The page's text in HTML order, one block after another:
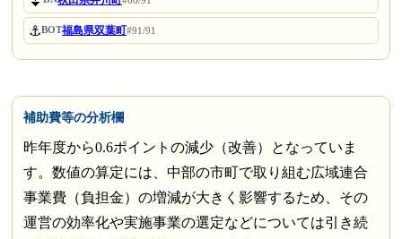
⚓BOT福島県双葉町#91/91
補助費等の分析欄
昨年度から0.6ポイントの減少（改善）となっていま
す。数値の算定には、中部の市町で取り組む広域連合
事業費（負担金）の増減が大きく影響するため、その
運営の効率化や実施事業の選定などについては引き続